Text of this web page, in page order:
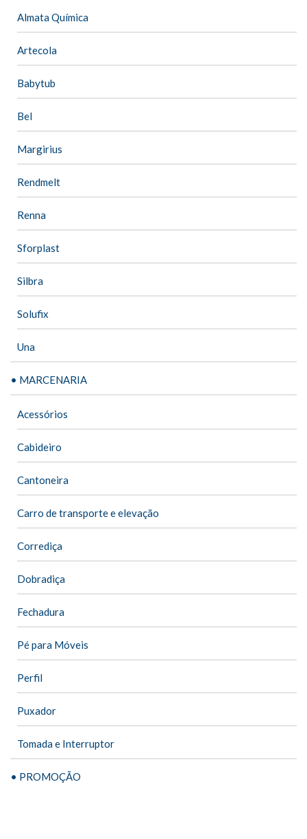
Almata Química
Artecola
Babytub
Bel
Margirius
Rendmelt
Renna
Sforplast
Silbra
Solufix
Una
• MARCENARIA
Acessórios
Cabideiro
Cantoneira
Carro de transporte e elevação
Corrediça
Dobradiça
Fechadura
Pé para Móveis
Perfil
Puxador
Tomada e Interruptor
• PROMOÇÃO